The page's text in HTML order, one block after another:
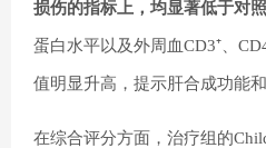
损伤的指标上，均显著低于对照
蛋白水平以及外周血CD3⁺、
值明显升高，提示肝合成功能
在综合评分方面，治疗组的